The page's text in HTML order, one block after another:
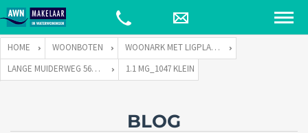
HOME WOONBOTEN
WOONARK MET LIGPLAATS
LANGE MUIDERWEG 569-S TE 1382 LD WEESP
1.1 MG_1047 KLEIN
BLOG